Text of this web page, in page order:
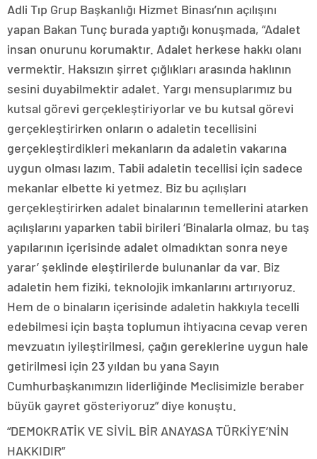
Adli Tıp Grup Başkanlığı Hizmet Binası’nın açılışını
yapan Bakan Tunç burada yaptığı konuşmada, “Adalet
insan onurunu korumaktır. Adalet herkese hakkı olanı
vermektir. Haksızın şirret çığlıkları arasında haklının
sesini duyabilmektir adalet. Yargı mensuplarımız bu
kutsal görevi gerçekleştiriyorlar ve bu kutsal görevi
gerçekleştirirken onların o adaletin tecellisini
gerçekleştirdikleri mekanların da adaletin vakarına
uygun olması lazım. Tabii adaletin tecellisi için sadece
mekanlar elbette ki yetmez. Biz bu açılışları
gerçekleştirirken adalet binalarının temellerini atarken
açılışlarını yaparken tabii birileri ‘Binalarla olmaz, bu taş
yapılarının içerisinde adalet olmadıktan sonra neye
yarar’ şeklinde eleştirilerde bulunanlar da var. Biz
adaletin hem fiziki, teknolojik imkanlarını artırıyoruz.
Hem de o binaların içerisinde adaletin hakkıyla tecelli
edebilmesi için başta toplumun ihtiyacına cevap veren
mevzuatın iyileştirilmesi, çağın gereklerine uygun hale
getirilmesi için 23 yıldan bu yana Sayın
Cumhurbaşkanımızın liderliğinde Meclisimizle beraber
büyük gayret gösteriyoruz” diye konuştu.
“DEMOKRATİK VE SİVİL BİR ANAYASA TÜRKİYE’NİN
HAKKIDIR”